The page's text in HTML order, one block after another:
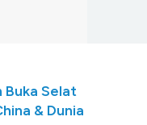
Buka Selat
& Dunia